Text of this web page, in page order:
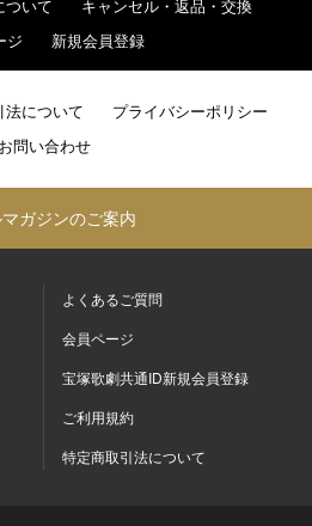
ついて キャンセル・返品・交換
ジ 新規会員登録
法について プライバシーポリシー
お問い合わせ
ガジンのご案内
よくあるご質問
会員ページ
宝塚歌劇共通ID新規会員登録
ご利用規約
特定商取引法について